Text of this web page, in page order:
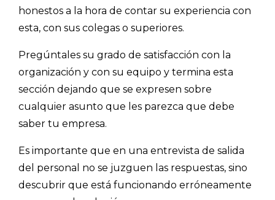
ACCEDER →
honestos a la hora de contar su experiencia con
esta, con sus colegas o superiores.
Pregúntales su grado de satisfacción con la
organización y con su equipo y termina esta
sección dejando que se expresen sobre
cualquier asunto que les parezca que debe
saber tu empresa.
Es importante que en una entrevista de salida
del personal no se juzguen las respuestas, sino
descubrir que está funcionando erróneamente